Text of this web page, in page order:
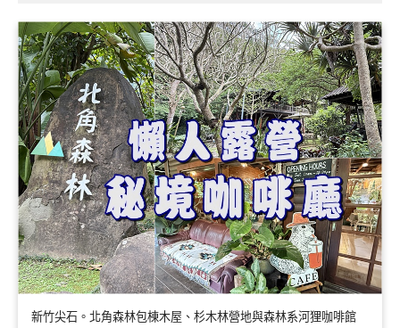
新竹尖石。北角森林包棟木屋、杉木林營地與森林系河狸咖啡館